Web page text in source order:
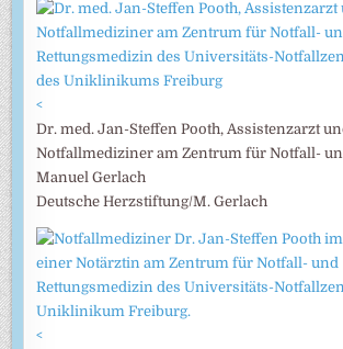
<
Dr. med. Jan-Steffen Pooth, Assistenzarzt
Notfallmediziner am Zentrum für Notfall-
Manuel Gerlach
Deutsche Herzstiftung/M. Gerlach
<